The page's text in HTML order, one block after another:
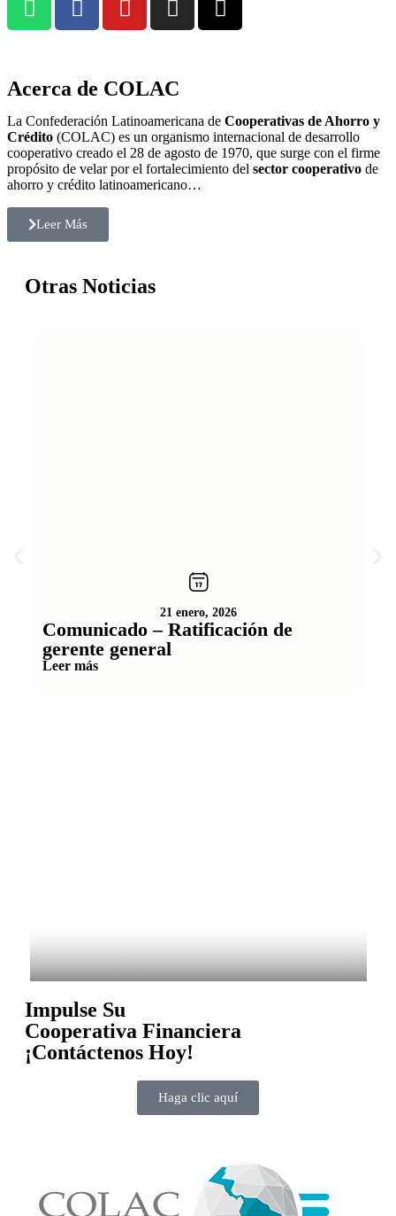
Acerca de COLAC
La Confederación Latinoamericana de Cooperativas de Ahorro y
Crédito (COLAC) es un organismo internacional de desarrollo
cooperativo creado el 28 de agosto de 1970, que surge con el firme
propósito de velar por el fortalecimiento del sector cooperativo de
ahorro y crédito latinoamericano…
Leer Más
Otras Noticias
21 enero, 2026
Comunicado – Ratificación de
gerente general
Leer más
Impulse Su
Cooperativa Financiera
¡Contáctenos Hoy!
Haga clic aquí